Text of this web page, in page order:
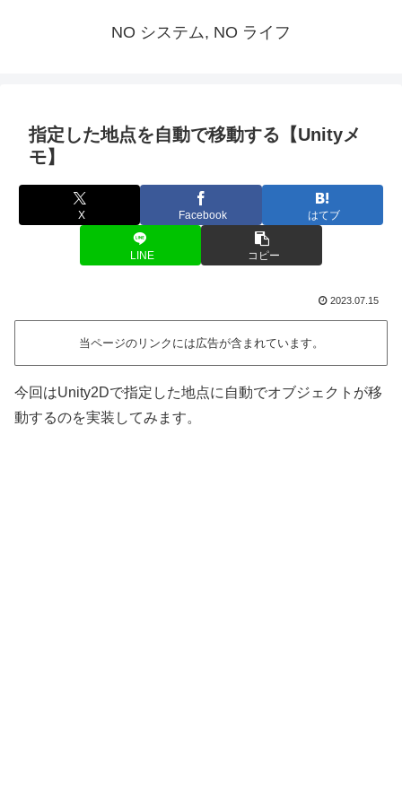
NO システム, NO ライフ
指定した地点を自動で移動する【Unityメ
モ】
X Facebook はてブ
LINE コピー
2023.07.15
当ページのリンクには広告が含まれています。
今回はUnity2Dで指定した地点に自動でオブジェクトが移
動するのを実装してみます。